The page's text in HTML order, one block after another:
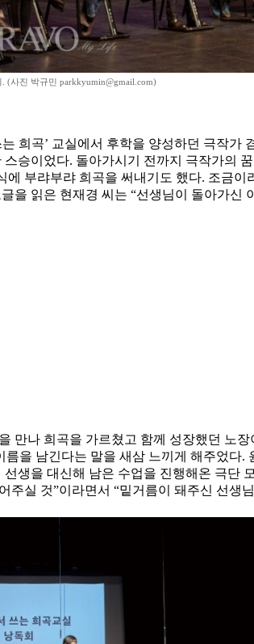
(사진 박규민 parkkyumin@gmail.com)
희곡’ 교실에서 후학을 양성하던 극작가
승이었다. 돌아가시기 전까지 극작가의
부랴부랴 희곡을 써내기도 했다. 조금
읽은 현재경 씨는 “선생님이 돌아가신
만나 희곡을 가르쳤고 함께 성장했던 노
을 남긴다는 말을 새삼 느끼게 해주었
생을 대신해 남은 수업을 진행해온 극단
실 것”이라면서 “밑거름이 돼주신 선생